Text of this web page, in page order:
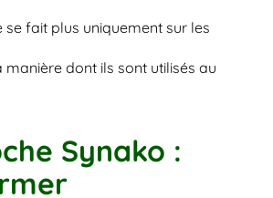
se fait plus uniquement sur les
manière dont ils sont utilisés au
Synako :